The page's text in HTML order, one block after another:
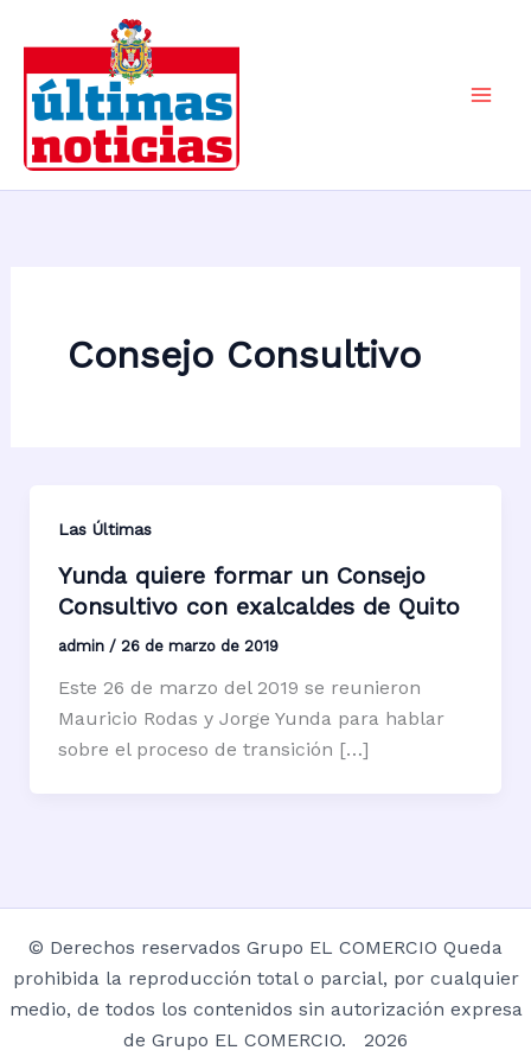
contenido
Consejo Consultivo
Las Últimas
Yunda quiere formar un Consejo
Consultivo con exalcaldes de Quito
admin / 26 de marzo de 2019
Este 26 de marzo del 2019 se reunieron
Mauricio Rodas y Jorge Yunda para hablar
sobre el proceso de transición […]
© Derechos reservados Grupo EL COMERCIO Queda
prohibida la reproducción total o parcial, por cualquier
medio, de todos los contenidos sin autorización expresa
de Grupo EL COMERCIO. 2026